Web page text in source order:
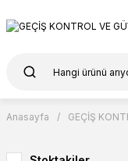
Anasayfa GEÇİŞ